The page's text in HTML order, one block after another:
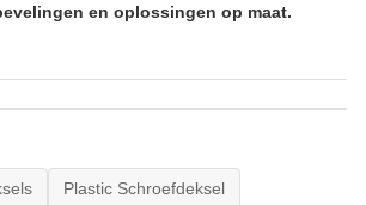
en oplossingen op maat.
Plastic Schroefdeksel